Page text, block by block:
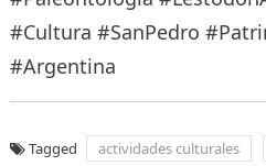
#Cultura #SanPedro
#Argentina
Tagged actividades culturales